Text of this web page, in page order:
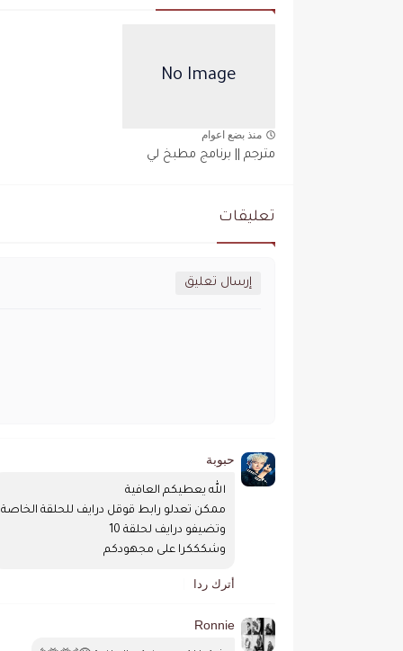
مطبخ لي
منذ بضع اعوام
مترجم || برنامج مطبخ لي
تعليقات
إرسال تعليق
حبوبة
الله يعطيكم العافية
ممكن تعدلو رابط قوقل درايف للحلقة الخاصة
وتضيفو درايف لحلقة 10
وشكككرا على مجهودكم
أترك ردا
Ronnie